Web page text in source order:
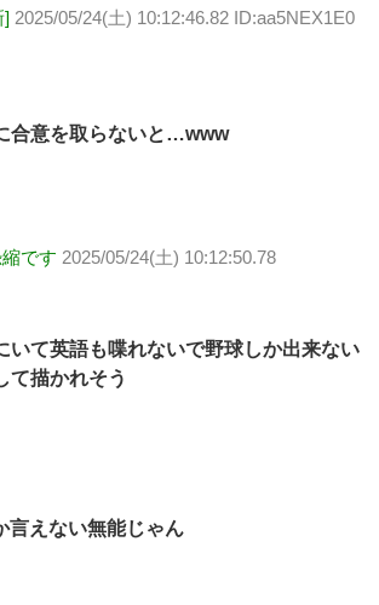
] 2025/05/24(土) 10:12:46.82 ID:aa5NEX1E0
合意を取らないと…www
です 2025/05/24(土) 10:12:50.78
いて英語も喋れないで野球しか出来ない
て描かれそう
言えない無能じゃん